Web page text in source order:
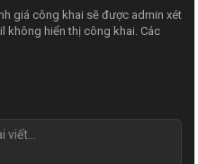
giá công khai sẽ được admin xét
không hiển thị công khai. Các